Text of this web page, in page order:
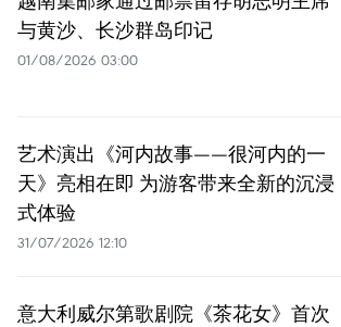
与黄沙、长沙群岛印记
01/08/2026 03:00
艺术演出《河内故事——很河内的一
天》亮相在即 为游客带来全新的沉浸
式体验
31/07/2026 12:10
意大利威尔第歌剧院《茶花女》首次